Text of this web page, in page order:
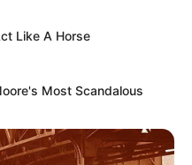
Like A Horse
Most Scandalous